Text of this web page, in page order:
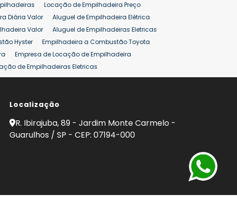
Locação de Empilhadeira Preço
Diária Valor
Aluguel de Empilhadeira Elétrica
Valor
Aluguel de Empilhadeiras Eletricas
Hyster
Empilhadeira a Combustão Toyota
Empresa de Locação de Empilhadeira
de Empilhadeiras Eletricas
de Empilhadeiras
Comprar Empilhadeira Hyster
25 ton Venda Empilhadeiras 25 ton
Localização
R. Ibirajuba, 89 - Jardim Monte Carmelo -
Guarulhos / SP - CEP: 07194-000